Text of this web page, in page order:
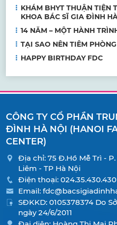
KHÁM BHYT THUẬN TIỆN
KHOA BÁC SĨ GIA ĐÌNH
14 NĂM – MỘT HÀNH
TẠI SAO NÊN TIÊM
HAPPY BIRTHDAY FDC
CÔNG TY CỔ PHẦN
ĐÌNH HÀ NỘI (HANOI
CENTER)
Địa chỉ: 75 Đ.Hồ Mễ Trì -
Liêm - TP Hà Nội
Điện thoại: 024.35.430.430
Email:
SĐKKD: 0105378374 Do
ngày 24/6/2011